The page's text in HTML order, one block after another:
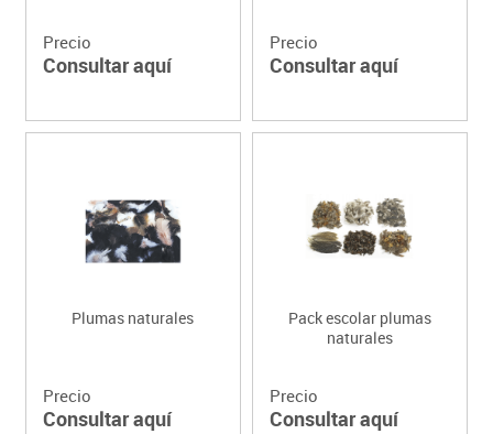
Precio
Consultar aquí
Precio
Consultar aquí
Plumas naturales
Precio
Consultar aquí
Pack escolar plumas
naturales
Precio
Consultar aquí